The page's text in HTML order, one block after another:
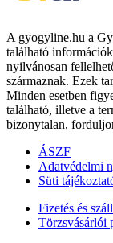
A gyogyline.hu a
található
nyilvánosan
származnak. Ezek
Minden esetben
található, illetve a
bizonytalan,
ÁSZF
Adatvédelmi
Süti
Fizetés és
Törzsvásárlói